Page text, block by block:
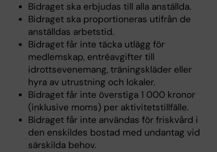
Bidraget ska erbjudas till alla anställda.
Bidraget ska proportioneras utifrån de
anställdas arbetstid.
Bidraget får inte täcka utlägg för
medlemskap, entréavgifter till
idrottsevenemang, träningskläder eller
hyra av utrustning och lokaler.
Bidraget får inte överstiga 1 000 kronor
(inklusive moms) per aktivitetstillfälle.
Bidraget får inte användas för friskvård i
den enskildes bostad med undantag vid
särskilda behov.